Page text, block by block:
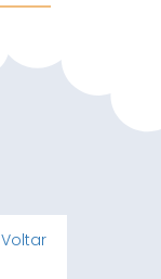
Voltar